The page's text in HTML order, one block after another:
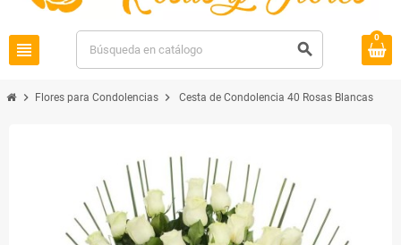
view_headline search
0
chevron_right Flores para Condolencias chevron_right Cesta de Condolencia 40 Rosas Blancas